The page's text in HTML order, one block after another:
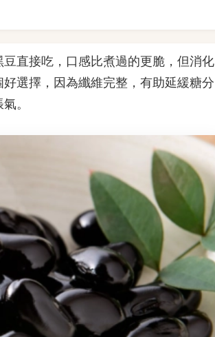
直接吃，口感比煮過的更脆，但消化
選擇，因為纖維完整，有助延緩糖分
。